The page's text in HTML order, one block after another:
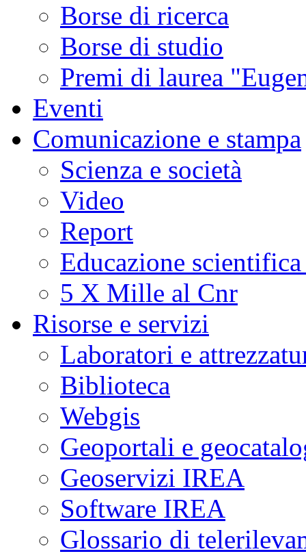
Borse di ricerca
Borse di studio
Premi di laurea
Eventi
Comunicazione e stampa
Scienza e società
Video
Report
Educazione
5 X Mille al Cnr
Risorse e servizi
Laboratori e
Biblioteca
Webgis
Geoportali e
Geoservizi IREA
Software IREA
Glossario di